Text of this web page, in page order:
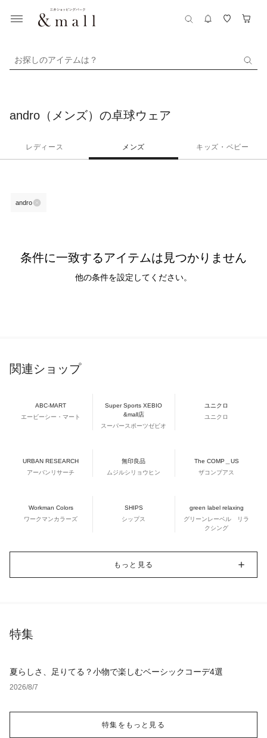
お探しのアイテムは？
andro（メンズ）の卓球ウェア
レディース メンズ キッズ・ベビー
andro
条件に一致するアイテムは見つかりません
他の条件を設定してください。
関連ショップ
ABC-MART
エービーシー・マート
Super Sports XEBIO
&mall店
スーパースポーツゼビオ
ユニクロ
ユニクロ
URBAN RESEARCH
アーバンリサーチ
無印良品
ムジルシリョウヒン
The COMP＿US
ザコンプアス
Workman Colors
ワークマンカラーズ
SHIPS
シップス
green label relaxing
グリーンレーベル リラ
クシング
もっと見る
特集
夏らしさ、足りてる？小物で楽しむベーシックコーデ4選
2026/8/7
特集をもっと見る